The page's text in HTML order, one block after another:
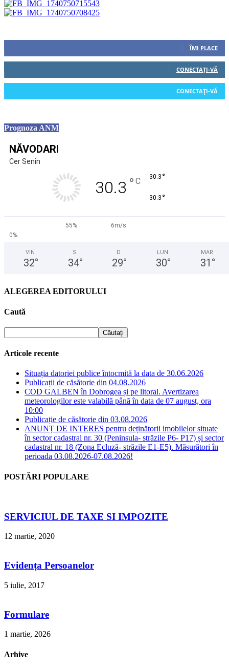
ÎMI PLACE
CONECTAȚI-VĂ
CONECTAȚI-VĂ
Prognoza ANM
NĂVODARI
Cer Senin
30.3 ° C 30.3 °
30.3 °
55%
6m/s
0%
VIN
32°
S
34°
D
29°
LUN
30°
MAR
31 °
ALEGEREA EDITORULUI
Caută
Articole recente
Situația datoriei publice întocmită la data de 30.06.2026
Publicații de căsătorie din 04.08.2026
COD GALBEN în Dobrogea și pe litoral. Avertizarea
meteorologilor este valabilă până în data de 07 august, ora
10:00
Publicație de căsătorie din 03.08.2026
ANUNȚ DE INTERES pentru deținătorii imobilelor situate
în sector cadastral nr. 30 (Peninsula- străzile P6- P17) și sector
cadastral nr. 18 (Zona Ecluză- străzile E1-E5). Măsurători în
perioada 03.08.2026-07.08.2026!
POSTĂRI POPULARE
SERVICIUL DE TAXE SI IMPOZITE
12 martie, 2020
Evidența Persoanelor
5 iulie, 2017
Formulare
1 martie, 2026
Arhive